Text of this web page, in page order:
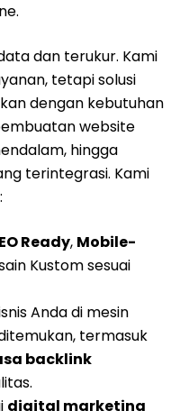
dan terukur. Kami
tetapi solusi
dengan kebutuhan
website
hingga
terintegrasi. Kami
Ready, Mobile-
Kustom sesuai
Anda di mesin
termasuk
backlink
digital marketing